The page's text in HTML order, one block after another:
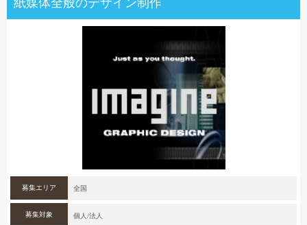
紙媒体全般のデザイン制作
募集エリア 全国
募集対象 個人/法人